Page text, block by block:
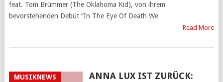
feat. Tom Brümmer (The Oklahoma Kid), von ihrem
bevorstehenden Debüt “In The Eye Of Death We
Read More
MUSIKNEWS
ANNA LUX IST ZURÜCK: